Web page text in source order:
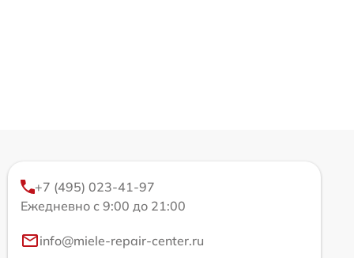
+7 (495) 023-41-97
Ежедневно с 9:00 до 21:00
info@miele-repair-center.ru